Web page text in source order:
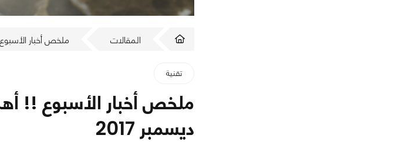
المقالات ملخص أخبار الأسبوع
تقنية
ملخص أخبار الأسبوع !!
ديسمبر 2017